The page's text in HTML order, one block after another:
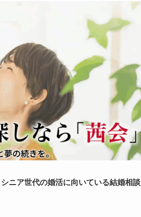
ニア世代の婚活に向いている結婚相談